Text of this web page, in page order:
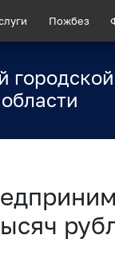
Пожбез